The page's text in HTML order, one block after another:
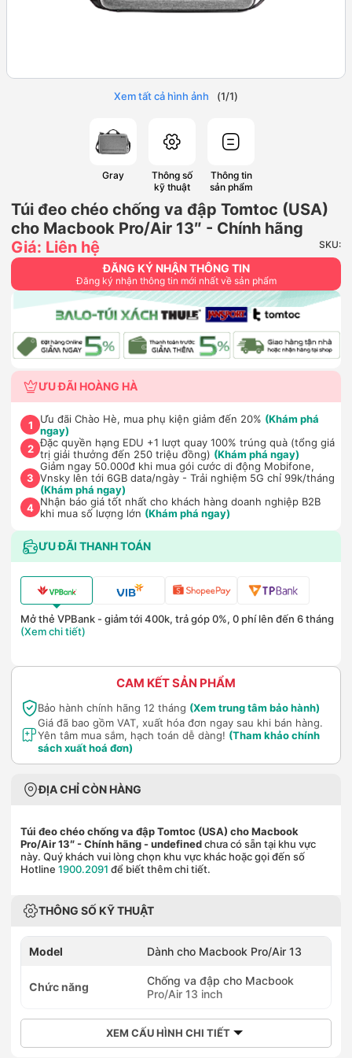
Xem tất cả hình ảnh (1/1)
Gray
Thông số
kỹ thuật
Thông tin
sản phẩm
Túi đeo chéo chống va đập Tomtoc (USA)
cho Macbook Pro/Air 13″ - Chính hãng
Giá: Liên hệ
SKU:
ĐĂNG KÝ NHẬN THÔNG TIN
Đăng ký nhận thông tin mới nhất về sản phẩm
ƯU ĐÃI HOÀNG HÀ
1 Ưu đãi Chào Hè, mua phụ kiện giảm đến 20% (Khám phá
ngay)
2 Đặc quyền hạng EDU +1 lượt quay 100% trúng quà (tổng giá
trị giải thưởng đến 250 triệu đồng) (Khám phá ngay)
3
Giảm ngay 50.000đ khi mua gói cước di động Mobifone,
Vnsky lên tới 6GB data/ngày - Trải nghiệm 5G chỉ 99k/tháng
(Khám phá ngay)
4 Nhận báo giá tốt nhất cho khách hàng doanh nghiệp B2B
khi mua số lượng lớn (Khám phá ngay)
ƯU ĐÃI THANH TOÁN
Mở thẻ VPBank - giảm tới 400k, trả góp 0%, 0 phí lên đến 6 tháng
(Xem chi tiết)
CAM KẾT SẢN PHẨM
Bảo hành chính hãng 12 tháng (Xem trung tâm bảo hành)
Giá đã bao gồm VAT, xuất hóa đơn ngay sau khi bán hàng.
Yên tâm mua sắm, hạch toán dễ dàng! (Tham khảo chính
sách xuất hoá đơn)
ĐỊA CHỈ CÒN HÀNG
Túi đeo chéo chống va đập Tomtoc (USA) cho Macbook
Pro/Air 13″ - Chính hãng - undefinedchưa có sẵn tại khu vực
này. Quý khách vui lòng chọn khu vực khác hoặc gọi đến số
Hotline 1900.2091 để biết thêm chi tiết.
THÔNG SỐ KỸ THUẬT
Model Dành cho Macbook Pro/Air 13
Chức năng
Chống va đập cho Macbook
Pro/Air 13 inch
XEM CẤU HÌNH CHI TIẾT